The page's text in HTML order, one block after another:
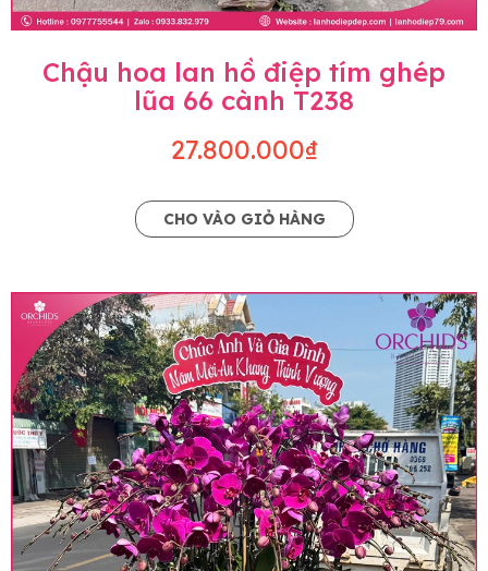
Chậu hoa lan hồ điệp tím ghép
lũa 66 cành T238
27.800.000₫
CHO VÀO GIỎ HÀNG